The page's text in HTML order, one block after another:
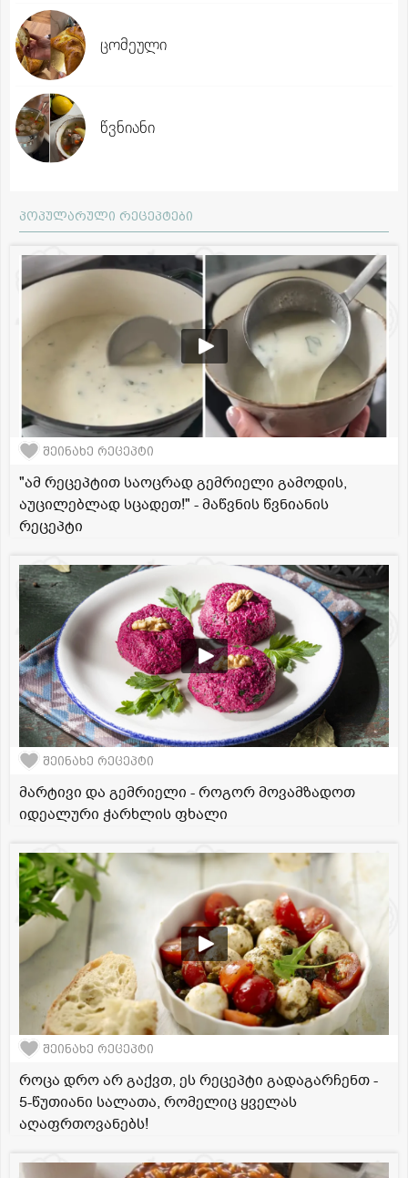
ცომეული
წვნიანი
პოპულარული რეცეპტები
შეინახე რეცეპტი
"ამ რეცეპტით საოცრად გემრიელი გამოდის,
აუცილებლად სცადეთ!" - მაწვნის წვნიანის
რეცეპტი
შეინახე რეცეპტი
მარტივი და გემრიელი - როგორ მოვამზადოთ
იდეალური ჭარხლის ფხალი
შეინახე რეცეპტი
როცა დრო არ გაქვთ, ეს რეცეპტი გადაგარჩენთ -
5-წუთიანი სალათა, რომელიც ყველას
აღაფრთოვანებს!